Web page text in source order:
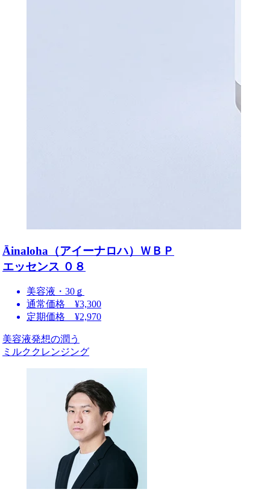
Āinaloha（アイーナロハ）ＷＢＰ
エッセンス ０８
美容液・30ｇ
通常価格 ¥3,300
定期価格 ¥2,970
美容液発想の潤う
ミルククレンジング